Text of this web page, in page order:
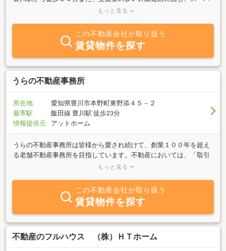
ーバロー西側の好立地な場所に店舗を構えております。来店された
ていただいております。 不動産会社がもたれがちな抵抗感をでき
るだけ払拭し、外からよく店内が見えるようになっており、安心し
て入っていただけます。是非、お気軽にご来店ください。売る時、
買う時、貸す時、借りる時、夢をかたちに不動産、賃貸のことなら
お任せ下さい。いい家。いい土地。あなたの住まい探し応援しま
す。不動産に関する疑問や悩みの無料相談も行っております。悩ん
商売の有無に関係なく、お客様とのつながりを大事にしていきたい
と考えております。
もっと見る
この不動産会社が取り扱う
賃貸物件を探す
うらの不動産事務所
所在地
愛知県豊川市本野町東野添４５－２
最寄駅
飯田線 豊川駅 徒歩23分
情報提供元
アットホーム
うらの不動産事務所は皆様から愛され続けて、創業１００年を超え
る老舗不動産事務所を目指しています。不動産においては、「取引
の安全」「気配り心配り」をモットーに皆様に貢献できるよう心が
金が動きますので、細心の注意を払っています。不動産を売りたい
方には、無料査定をし、諸経費や税務についてのシュミレーション
をしますので、お気軽にご相談下さい。不動産を買いたい方には、
不動産以外にかかる諸経費や住宅ローンや税務についてのご説明を
無料相談いたしますので、お気軽にご来店ください。お気軽に、ご
来店頂ける様、店づくりにも気を配っておりますので、是非一度、
もっと見る
この不動産会社が取り扱う
賃貸物件を探す
不動産のフルハウス （株）ＨＴホーム